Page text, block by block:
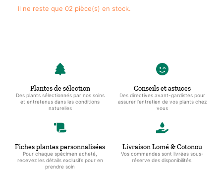
Il ne reste que 02 pièce(s) en stock.
de
Plantes de sélection
Des plants sélectionnés par nos soins
et entretenus dans les conditions
naturelles
Conseils et astuces
Des directives avant-gardistes pour
assurer l’entretien de vos plants chez
vous
Fiches plantes personnalisées
Pour chaque spécimen acheté,
recevez les détails exclusifs pour en
prendre soin
Livraison Lomé & Cotonou
Vos commandes sont livrées sous-
réserve des disponibilités.